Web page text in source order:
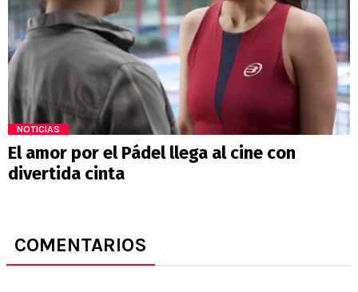
NOTICIAS
El amor por el Pádel llega al cine con
divertida cinta
COMENTARIOS